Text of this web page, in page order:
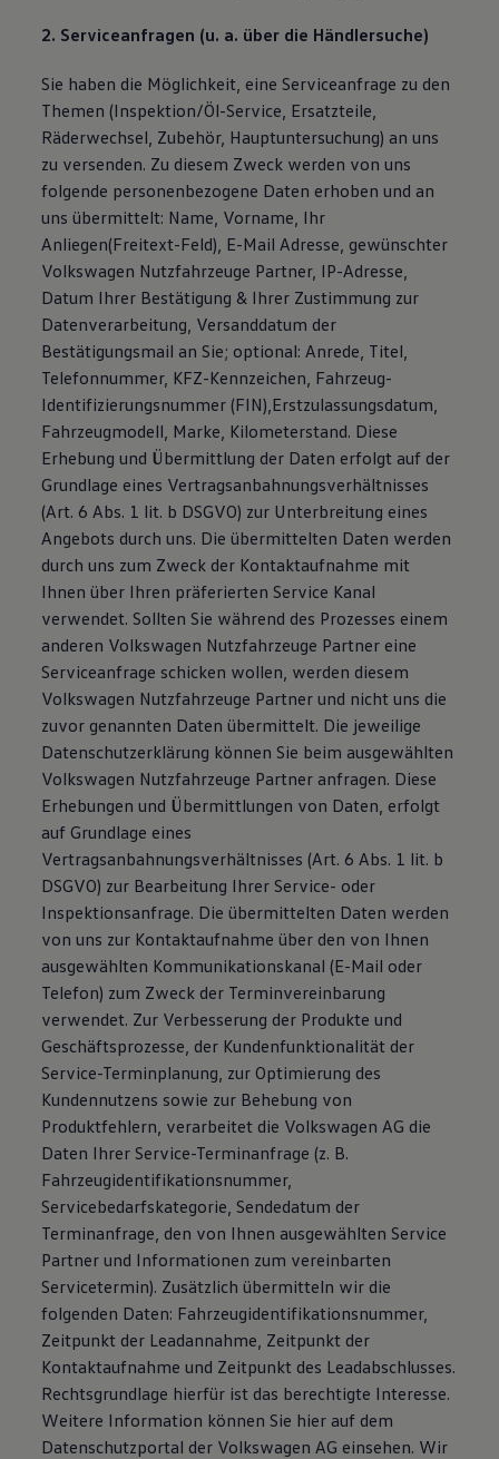
2. Serviceanfragen (u. a. über die Händlersuche)
Sie haben die Möglichkeit, eine Serviceanfrage zu den
Themen (Inspektion/Öl-Service, Ersatzteile,
Räderwechsel, Zubehör, Hauptuntersuchung) an uns
zu versenden. Zu diesem Zweck werden von uns
folgende personenbezogene Daten erhoben und an
uns übermittelt: Name, Vorname, Ihr
Anliegen(Freitext-Feld), E-Mail Adresse, gewünschter
Volkswagen Nutzfahrzeuge Partner, IP-Adresse,
Datum Ihrer Bestätigung & Ihrer Zustimmung zur
Datenverarbeitung, Versanddatum der
Bestätigungsmail an Sie; optional: Anrede, Titel,
Telefonnummer, KFZ-Kennzeichen, Fahrzeug-
Identifizierungsnummer (FIN),Erstzulassungsdatum,
Fahrzeugmodell, Marke, Kilometerstand. Diese
Erhebung und Übermittlung der Daten erfolgt auf der
Grundlage eines Vertragsanbahnungsverhältnisses
(Art. 6 Abs. 1 lit. b DSGVO) zur Unterbreitung eines
Angebots durch uns. Die übermittelten Daten werden
durch uns zum Zweck der Kontaktaufnahme mit
Ihnen über Ihren präferierten Service Kanal
verwendet. Sollten Sie während des Prozesses einem
anderen Volkswagen Nutzfahrzeuge Partner eine
Serviceanfrage schicken wollen, werden diesem
Volkswagen Nutzfahrzeuge Partner und nicht uns die
zuvor genannten Daten übermittelt. Die jeweilige
Datenschutzerklärung können Sie beim ausgewählten
Volkswagen Nutzfahrzeuge Partner anfragen. Diese
Erhebungen und Übermittlungen von Daten, erfolgt
auf Grundlage eines
Vertragsanbahnungsverhältnisses (Art. 6 Abs. 1 lit. b
DSGVO) zur Bearbeitung Ihrer Service- oder
Inspektionsanfrage. Die übermittelten Daten werden
von uns zur Kontaktaufnahme über den von Ihnen
ausgewählten Kommunikationskanal (E-Mail oder
Telefon) zum Zweck der Terminvereinbarung
verwendet. Zur Verbesserung der Produkte und
Geschäftsprozesse, der Kundenfunktionalität der
Service-Terminplanung, zur Optimierung des
Kundennutzens sowie zur Behebung von
Produktfehlern, verarbeitet die Volkswagen AG die
Daten Ihrer Service-Terminanfrage (z. B.
Fahrzeugidentifikationsnummer,
Servicebedarfskategorie, Sendedatum der
Terminanfrage, den von Ihnen ausgewählten Service
Partner und Informationen zum vereinbarten
Servicetermin). Zusätzlich übermitteln wir die
folgenden Daten: Fahrzeugidentifikationsnummer,
Zeitpunkt der Leadannahme, Zeitpunkt der
Kontaktaufnahme und Zeitpunkt des Leadabschlusses.
Rechtsgrundlage hierfür ist das berechtigte Interesse.
Weitere Information können Sie hier auf dem
Datenschutzportal der Volkswagen AG einsehen. Wir